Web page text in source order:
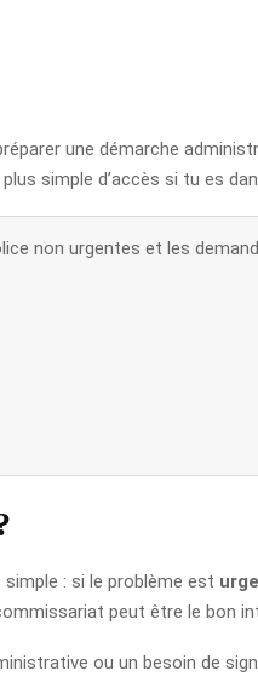
une démarche
simple d’accès si tu es
non urgentes et les
: si le problème est
peut être le bon
ou un besoin de